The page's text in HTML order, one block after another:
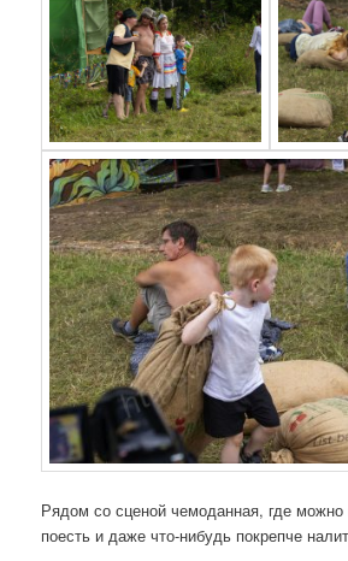
Рядом со сценой чемоданная, где
поесть и даже что-нибудь покрепче